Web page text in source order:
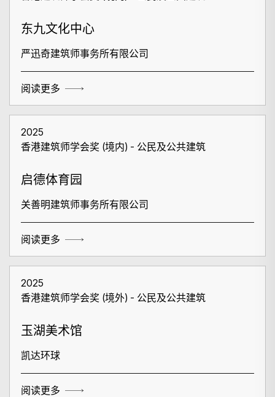
东九文化中心
严迅奇建筑师事务所有限公司
阅读更多
2025
香港建筑师学会奖 (境内) - 公民及公共建筑
启德体育园
关善明建筑师事务所有限公司
阅读更多
2025
香港建筑师学会奖 (境外) - 公民及公共建筑
玉湖美术馆
凯达环球
阅读更多